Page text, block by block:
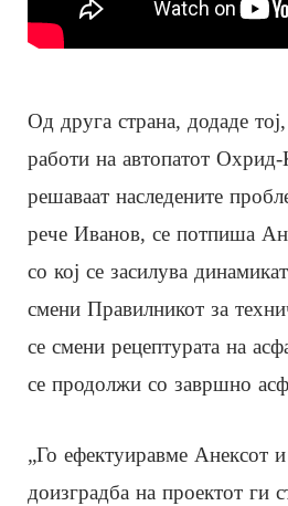
Од друга страна, додаде
работи на автопатот
решаваат наследените
рече Иванов, се потпиша
со кој се засилува
смени Правилникот за
се смени рецептурата на
се продолжи со завршно
„Го ефектуиравме Анексот и
доизградба на проектот ги